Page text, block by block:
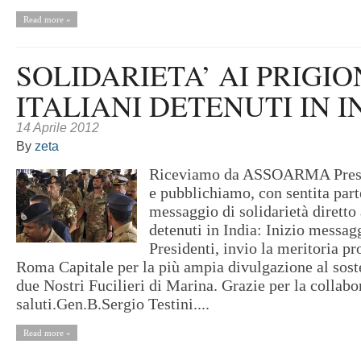
Read more »
SOLIDARIETA’ AI
ITALIANI DETENUTI IN
14 Aprile 2012
By zeta
Riceviamo da ASSOARMA
e pubblichiamo, con sentita
messaggio di solidarietà diretto
detenuti in India: Inizio
Presidenti, invio la meritoria
Roma Capitale per la più ampia divulgazione al
due Nostri Fucilieri di Marina. Grazie per la
saluti.Gen.B.Sergio Testini....
Read more »